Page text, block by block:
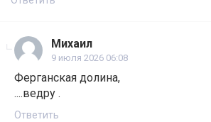
Михаил
9 июля 2026 06:08
Ферганская долина,
....ведру .
Ответить